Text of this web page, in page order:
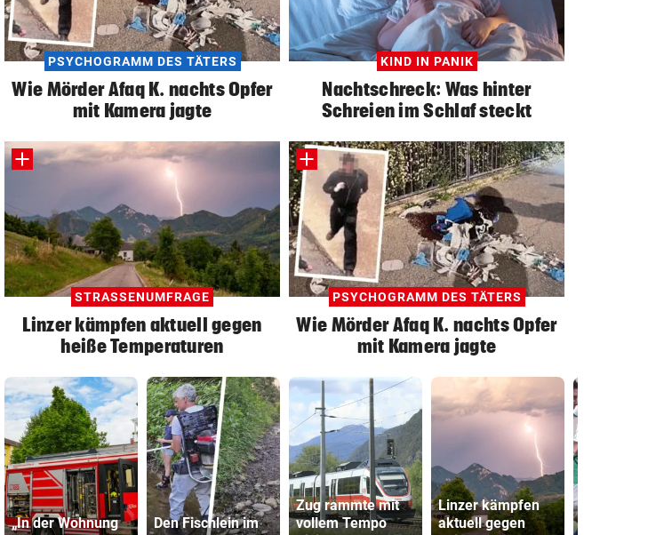
PSYCHOGRAMM DES TÄTERS
Wie Mörder Afaq K. nachts Opfer
mit Kamera jagte
KIND IN PANIK
Nachtschreck: Was hinter
Schreien im Schlaf steckt
STRASSENUMFRAGE
Linzer kämpfen aktuell gegen
heiße Temperaturen
PSYCHOGRAMM DES TÄTERS
Wie Mörder Afaq K. nachts Opfer
mit Kamera jagte
„In der Wohnung
Den Fischlein im
Zug rammte mit
vollem Tempo
Linzer kämpfen
aktuell gegen